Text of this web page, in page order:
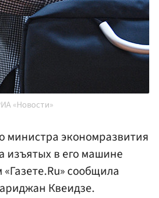
«Новости»
министра экономразвития
изъятых в его машине
сообщила
Квеидзе.